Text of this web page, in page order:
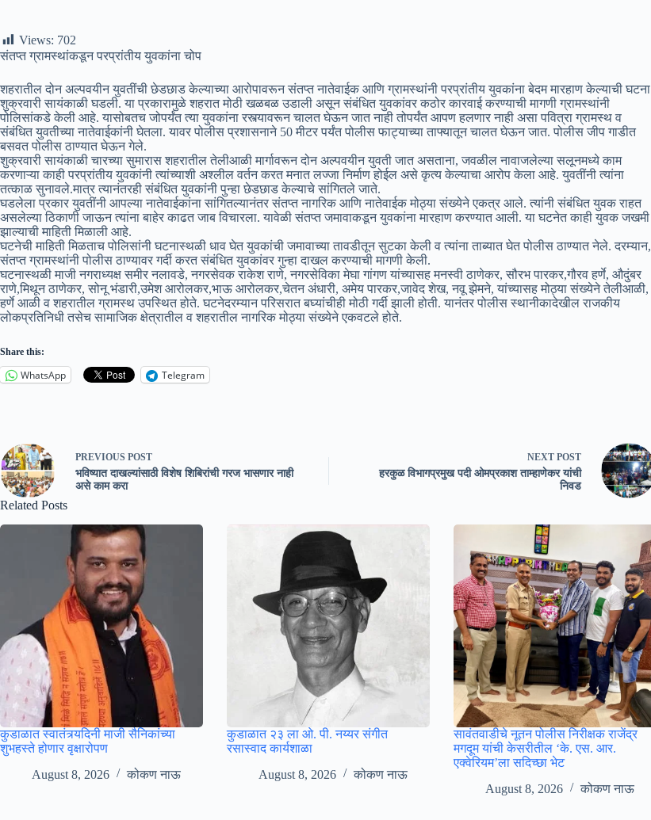
Views: 702
संतप्त ग्रामस्थांकडून परप्रांतीय युवकांना चोप
शहरातील दोन अल्पवयीन युवतींची छेडछाड केल्याच्या आरोपावरून संतप्त नातेवाईक आणि ग्रामस्थांनी परप्रांतीय युवकांना बेदम मारहाण केल्याची घटना
शुक्रवारी सायंकाळी घडली. या प्रकारामुळे शहरात मोठी खळबळ उडाली असून संबंधित युवकांवर कठोर कारवाई करण्याची मागणी ग्रामस्थांनी
पोलिसांकडे केली आहे. यासोबतच जोपर्यंत त्या युवकांना रस्त्यावरून चालत घेऊन जात नाही तोपर्यंत आपण हलणार नाही असा पवित्रा ग्रामस्थ व
संबंधित युवतीच्या नातेवाईकांनी घेतला. यावर पोलीस प्रशासनाने 50 मीटर पर्यंत पोलीस फाट्याच्या ताफ्यातून चालत घेऊन जात. पोलीस जीप गाडीत
बसवत पोलीस ठाण्यात घेऊन गेले.
शुक्रवारी सायंकाळी चारच्या सुमारास शहरातील तेलीआळी मार्गावरून दोन अल्पवयीन युवती जात असताना, जवळील नावाजलेल्या सलूनमध्ये काम
करणाऱ्या काही परप्रांतीय युवकांनी त्यांच्याशी अश्लील वर्तन करत मनात लज्जा निर्माण होईल असे कृत्य केल्याचा आरोप केला आहे. युवतींनी त्यांना
तत्काळ सुनावले.मात्र त्यानंतरही संबंधित युवकांनी पुन्हा छेडछाड केल्याचे सांगितले जाते.
घडलेला प्रकार युवतींनी आपल्या नातेवाईकांना सांगितल्यानंतर संतप्त नागरिक आणि नातेवाईक मोठ्या संख्येने एकत्र आले. त्यांनी संबंधित युवक राहत
असलेल्या ठिकाणी जाऊन त्यांना बाहेर काढत जाब विचारला. यावेळी संतप्त जमावाकडून युवकांना मारहाण करण्यात आली. या घटनेत काही युवक जखमी
झाल्याची माहिती मिळाली आहे.
घटनेची माहिती मिळताच पोलिसांनी घटनास्थळी धाव घेत युवकांची जमावाच्या तावडीतून सुटका केली व त्यांना ताब्यात घेत पोलीस ठाण्यात नेले. दरम्यान,
संतप्त ग्रामस्थांनी पोलीस ठाण्यावर गर्दी करत संबंधित युवकांवर गुन्हा दाखल करण्याची मागणी केली.
घटनास्थळी माजी नगराध्यक्ष समीर नलावडे, नगरसेवक राकेश राणे, नगरसेविका मेघा गांगण यांच्यासह मनस्वी ठाणेकर, सौरभ पारकर,गौरव हर्णे, औदुंबर
राणे,मिथून ठाणेकर, सोनू भंडारी,उमेश आरोलकर,भाऊ आरोलकर,चेतन अंधारी, अमेय पारकर,जावेद शेख, नवू झेमने, यांच्यासह मोठ्या संख्येने तेलीआळी,
हर्णे आळी व शहरातील ग्रामस्थ उपस्थित होते. घटनेदरम्यान परिसरात बघ्यांचीही मोठी गर्दी झाली होती. यानंतर पोलीस स्थानीकादेखील राजकीय
लोकप्रतिनिधी तसेच सामाजिक क्षेत्रातील व शहरातील नागरिक मोठ्या संख्येने एकवटले होते.
Share this:
WhatsApp Telegram
PREVIOUS POST
भविष्यात दाखल्यांसाठी विशेष शिबिरांची गरज भासणार नाही
असे काम करा
NEXT POST
हरकुळ विभागप्रमुख पदी ओमप्रकाश ताम्हाणेकर यांची
निवड
Related Posts
कुडाळात स्वातंत्र्यदिनी माजी सैनिकांच्या
शुभहस्ते होणार वृक्षारोपण
August 8, 2026
कोकण नाऊ
कुडाळात २३ ला ओ. पी. नय्यर संगीत
रसास्वाद कार्यशाळा
August 8, 2026
कोकण नाऊ
सावंतवाडीचे नूतन पोलीस निरीक्षक राजेंद्र
मगदूम यांची केसरीतील ‘के. एस. आर.
एक्वेरियम’ला सदिच्छा भेट
August 8, 2026
कोकण नाऊ